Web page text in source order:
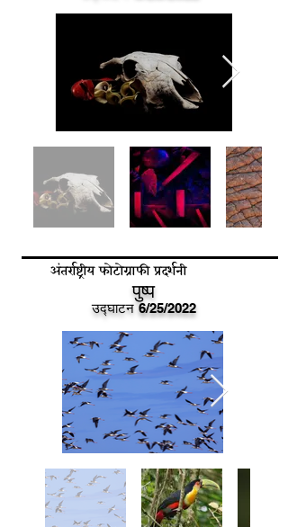
अंतर्राष्ट्रीय फोटोग्राफी प्रदर्शनी
पुष्प
उद्घाटन 6/25/2022